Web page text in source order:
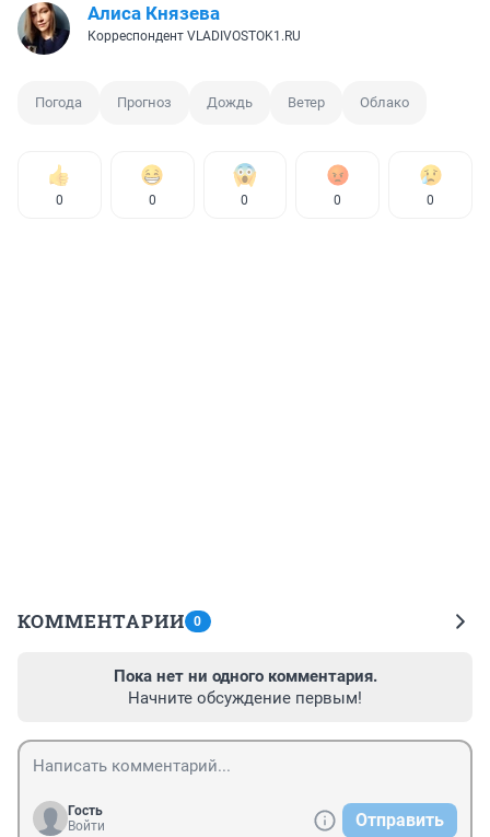
Алиса Князева
Корреспондент VLADIVOSTOK1.RU
Погода Прогноз Дождь Ветер Облако
0 0 0 0 0
КОММЕНТАРИИ 0
Пока нет ни одного комментария.
Начните обсуждение первым!
Гость
Войти
Отправить